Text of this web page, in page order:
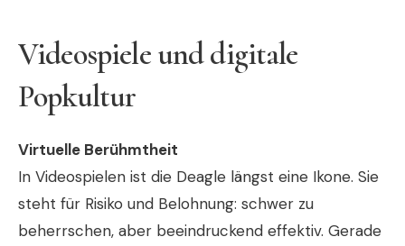
Videospiele und digitale
Popkultur
Virtuelle Berühmtheit
In Videospielen ist die Deagle längst eine Ikone. Sie
steht für Risiko und Belohnung: schwer zu
beherrschen, aber beeindruckend effektiv. Gerade